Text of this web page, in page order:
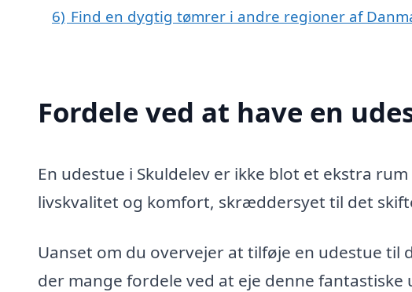
6) Find en dygtig tømrer i andre regioner af
Fordele ved at have en
En udestue i Skuldelev er ikke blot et ekstra
livskvalitet og komfort, skræddersyet til det
Uanset om du overvejer at tilføje en udestue til
der mange fordele ved at eje denne